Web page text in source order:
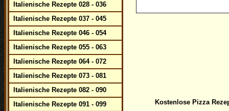
Italienische Rezepte 028 - 036
Italienische Rezepte 037 - 045
Italienische Rezepte 046 - 054
Italienische Rezepte 055 - 063
Italienische Rezepte 064 - 072
Italienische Rezepte 073 - 081
Italienische Rezepte 082 - 090
Italienische Rezepte 091 - 099
Kostenlose Pizza